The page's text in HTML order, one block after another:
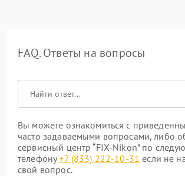
FAQ. Ответы на вопросы
Вы можете ознакомиться с
часто задаваемыми вопросами, либо
сервисный центр “FIX-Nikon” по
телефону+7 (833) 222-10-31 если не
свой вопрос.